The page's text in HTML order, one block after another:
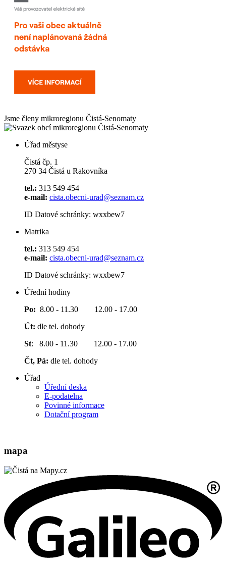
Jsme členy mikroregionu Čistá-Senomaty
Úřad městyse
Čistá čp. 1
270 34 Čistá u Rakovníka
tel.: 313 549 454
e-mail: cista.obecni-urad@seznam.cz
ID Datové schránky: wxxbew7
Matrika
tel.: 313 549 454
e-mail: cista.obecni-urad@seznam.cz
ID Datové schránky: wxxbew7
Úřední hodiny
Po: 8.00 - 11.30 12.00 - 17.00
Út: dle tel. dohody
St: 8.00 - 11.30 12.00 - 17.00
Čt, Pá: dle tel. dohody
Úřad
Úřední deska
E-podatelna
Povinné informace
Dotační program
mapa